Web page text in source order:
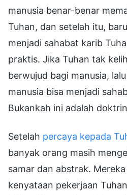
manusia benar-benar
Tuhan, dan setelah itu,
menjadi sahabat karib
praktis. Jika Tuhan tak
berwujud bagi manusia,
manusia bisa menjadi
Bukankah ini adalah
Setelah percaya kepada
banyak orang masih
samar dan abstrak.
kenyataan pekerjaan